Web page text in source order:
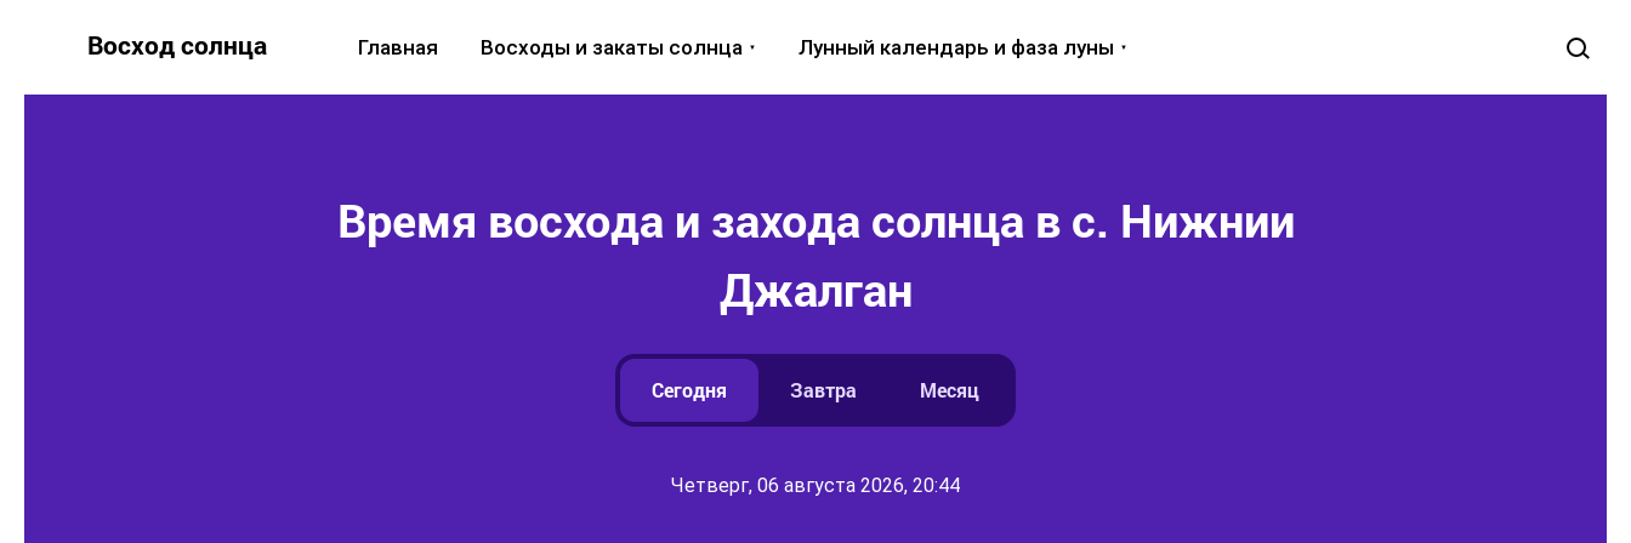
Восход солнца Главная Восходы и закаты солнца Лунный календарь и фаза луны
Время восхода и захода солнца в с. Нижнии
Джалган
Сегодня Завтра Месяц
Четверг, 06 августа 2026, 20:44